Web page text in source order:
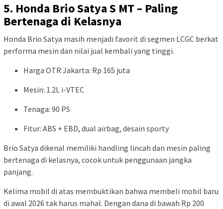
5. Honda Brio Satya S MT – Paling
Bertenaga di Kelasnya
Honda Brio Satya masih menjadi favorit di segmen LCGC berkat
performa mesin dan nilai jual kembali yang tinggi.
Harga OTR Jakarta: Rp 165 juta
Mesin: 1.2L i-VTEC
Tenaga: 90 PS
Fitur: ABS + EBD, dual airbag, desain sporty
Brio Satya dikenal memiliki handling lincah dan mesin paling
bertenaga di kelasnya, cocok untuk penggunaan jangka
panjang.
Kelima mobil di atas membuktikan bahwa membeli mobil baru
di awal 2026 tak harus mahal. Dengan dana di bawah Rp 200